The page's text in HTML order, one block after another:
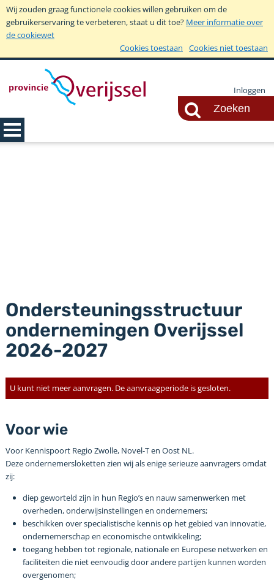
Wij zouden graag functionele cookies willen gebruiken om de
gebruikerservaring te verbeteren, staat u dit toe? Meer informatie over
de cookiewet
Cookies toestaan
Cookies niet toestaan
Inloggen
Ondersteuningsstructuur
ondernemingen Overijssel
2026-2027
U kunt niet meer aanvragen. De aanvraagperiode is gesloten.
Voor wie
Voor Kennispoort Regio Zwolle, Novel-T en Oost NL.
Deze ondernemersloketten zien wij als enige serieuze aanvragers omdat
zij:
diep geworteld zijn in hun Regio’s en nauw samenwerken met
overheden, onderwijsinstellingen en ondernemers;
beschikken over specialistische kennis op het gebied van innovatie,
ondernemerschap en economische ontwikkeling;
toegang hebben tot regionale, nationale en Europese netwerken en
faciliteiten die niet eenvoudig door andere partijen kunnen worden
overgenomen;